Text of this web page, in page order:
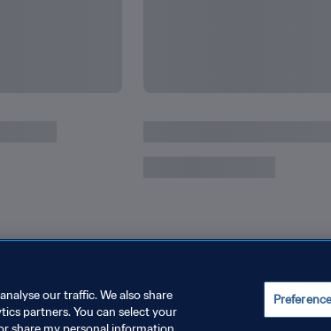
our traffic. We also share
partners. You can select your